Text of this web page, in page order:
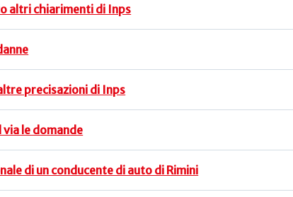
altri chiarimenti di Inps
precisazioni di Inps
le domande
di un conducente di auto di Rimini